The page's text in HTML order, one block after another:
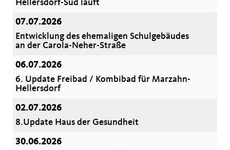
Hellersdorf-Süd läuft
07.07.2026
Entwicklung des ehemaligen Schulgebäudes
an der Carola-Neher-Straße
06.07.2026
6. Update Freibad / Kombibad für Marzahn-
Hellersdorf
02.07.2026
8.Update Haus der Gesundheit
30.06.2026